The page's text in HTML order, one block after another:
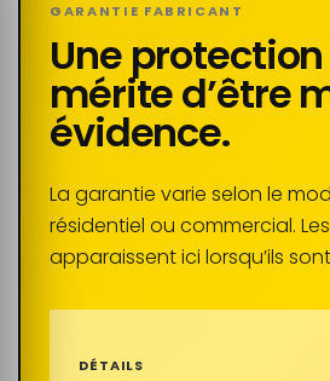
GARANTIE FABRICANT
Une
mérite d’être
évidence.
La garantie varie selon le
résidentiel ou commercial.
apparaissent ici lorsqu’ils
DÉTAILS